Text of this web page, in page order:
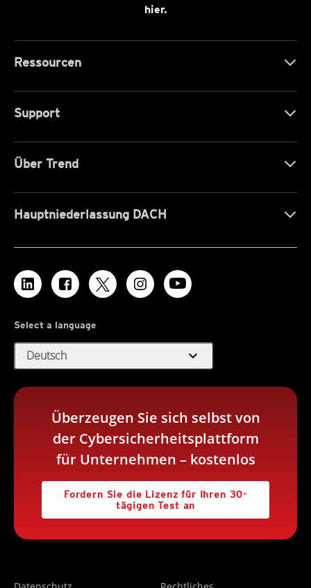
hier.
Ressourcen
Support
Über Trend
Hauptniederlassung DACH
Select a language
Deutsch expand_more
Überzeugen Sie sich selbst von
der Cybersicherheitsplattform
für Unternehmen – kostenlos
Fordern Sie die Lizenz für Ihren 30-
tägigen Test an